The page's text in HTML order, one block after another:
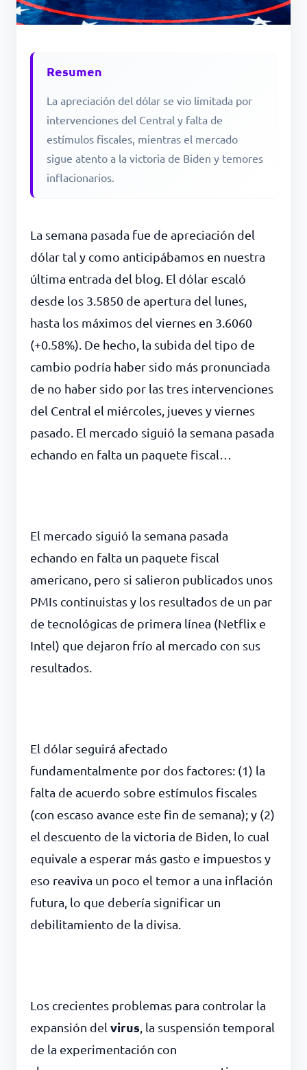
Resumen
La apreciación del dólar se vio limitada por
intervenciones del Central y falta de
estímulos fiscales, mientras el mercado
sigue atento a la victoria de Biden y temores
inflacionarios.
La semana pasada fue de apreciación del
dólar tal y como anticipábamos en nuestra
última entrada del blog. El dólar escaló
desde los 3.5850 de apertura del lunes,
hasta los máximos del viernes en 3.6060
(+0.58%). De hecho, la subida del tipo de
cambio podría haber sido más pronunciada
de no haber sido por las tres intervenciones
del Central el miércoles, jueves y viernes
pasado. El mercado siguió la semana pasada
echando en falta un paquete fiscal…
El mercado siguió la semana pasada
echando en falta un paquete fiscal
americano, pero si salieron publicados unos
PMIs continuistas y los resultados de un par
de tecnológicas de primera línea (Netflix e
Intel) que dejaron frío al mercado con sus
resultados.
El dólar seguirá afectado
fundamentalmente por dos factores: (1) la
falta de acuerdo sobre estímulos fiscales
(con escaso avance este fin de semana); y (2)
el descuento de la victoria de Biden, lo cual
equivale a esperar más gasto e impuestos y
eso reaviva un poco el temor a una inflación
futura, lo que debería significar un
debilitamiento de la divisa.
Los crecientes problemas para controlar la
expansión del virus , la suspensión temporal
de la experimentación con